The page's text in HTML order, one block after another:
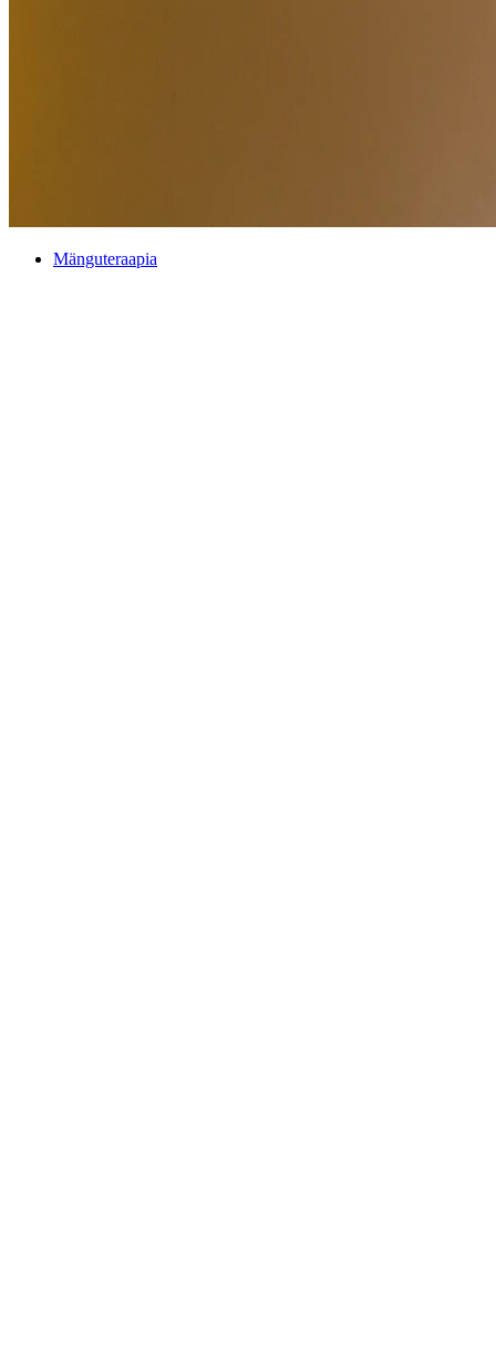
Mänguteraapia